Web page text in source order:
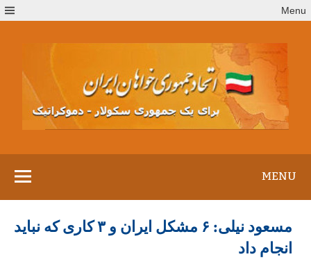
to
Menu
MENU
مسعود نیلی: ۶ مشکل ایران و ۳ کاری که نباید
انجام داد